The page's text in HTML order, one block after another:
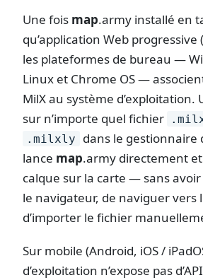
Une fois map.army installé en
qu’application Web progressive
les plateformes de bureau —
Linux et Chrome OS —
MilX au système d’exploitation.
sur n’importe quel fichier
.milxly
dans le gestionnaire
lance map.army directement
calque sur la carte — sans avoir
le navigateur, de naviguer vers
d’importer le fichier
Sur mobile (Android, iOS /
d’exploitation n’expose pas